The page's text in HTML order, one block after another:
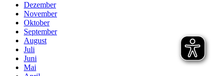
Dezember
November
Oktober
September
August
Juli
Juni
Mai